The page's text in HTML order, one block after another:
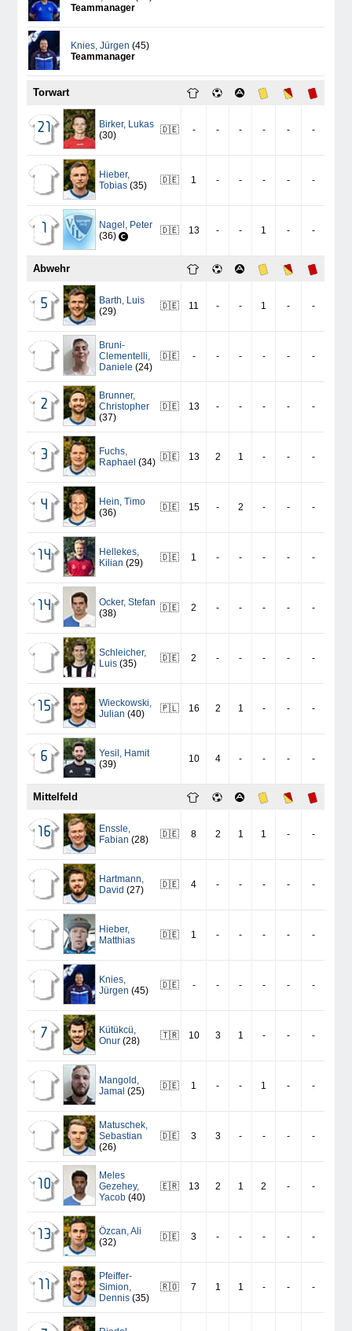
Teammanager
Knies,Jürgen (45)
Teammanager
Torwart
21 Birker, Lukas
(30)
🇩🇪 - - - - - -
Hieber,
Tobias (35) 🇩🇪 1 - - - - -
1 Nagel , Peter
(36)
🇩🇪 13 - - 1 - -
Abwehr
5 Barth, Luis
(29)
🇩🇪 11 - - 1 - -
Bruni-
Clementelli,
Daniele (24)
🇩🇪 - - - - - -
2
Brunner,
Christopher
(37)
🇩🇪 13 - - - - -
3 Fuchs,
Raphael (34) 🇩🇪 13 2 1 - - -
4 Hein,Timo
(36)
🇩🇪 15 - 2 - - -
14 Hellekes,
Kilian (29) 🇩🇪 1 - - - - -
14 Ocker,Stefan
(38)
🇩🇪 2 - - - - -
Schleicher,
Luis (35) 🇩🇪 2 - - - - -
15 Wieckowski,
Julian (40) 🇵🇱 16 2 1 - - -
6 Yesil , Hamit
(39)
10 4 - - - -
Mittelfeld
16 Enssle,
Fabian (28) 🇩🇪 8 2 1 1 - -
Hartmann,
David (27) 🇩🇪 4 - - - - -
Hieber,
Matthias
🇩🇪 1 - - - - -
Knies,
Jürgen (45) 🇩🇪 - - - - - -
7 Kütükcü,
Onur (28) 🇹🇷 10 3 1 - - -
Mangold ,
Jamal (25) 🇩🇪 1 - - 1 - -
Matuschek,
Sebastian
(26)
🇩🇪 3 3 - - - -
10
Meles
Gezehey,
Yacob (40)
🇪🇷 13 2 1 2 - -
13 Özcan,Ali
(32)
🇩🇪 3 - - - - -
11
Pfeiffer-
Simion,
Dennis (35)
🇷🇴 7 1 1 - - -